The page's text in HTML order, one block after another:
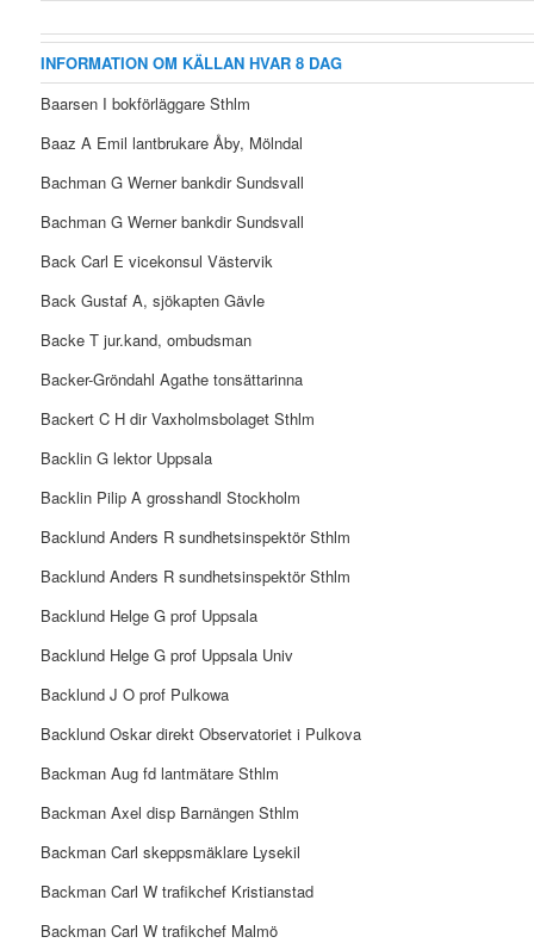
INFORMATION OM KÄLLAN HVAR 8 DAG
Baarsen I bokförläggare Sthlm
Baaz A Emil lantbrukare Åby, Mölndal
Bachman G Werner bankdir Sundsvall
Bachman G Werner bankdir Sundsvall
Back Carl E vicekonsul Västervik
Back Gustaf A, sjökapten Gävle
Backe T jur.kand, ombudsman
Backer-Gröndahl Agathe tonsättarinna
Backert C H dir Vaxholmsbolaget Sthlm
Backlin G lektor Uppsala
Backlin Pilip A grosshandl Stockholm
Backlund Anders R sundhetsinspektör Sthlm
Backlund Anders R sundhetsinspektör Sthlm
Backlund Helge G prof Uppsala
Backlund Helge G prof Uppsala Univ
Backlund J O prof Pulkowa
Backlund Oskar direkt Observatoriet i Pulkova
Backman Aug fd lantmätare Sthlm
Backman Axel disp Barnängen Sthlm
Backman Carl skeppsmäklare Lysekil
Backman Carl W trafikchef Kristianstad
Backman Carl W trafikchef Malmö